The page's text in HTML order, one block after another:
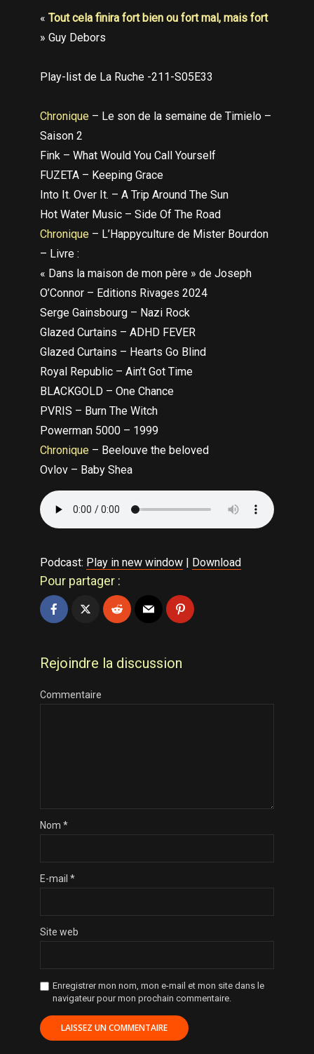
« Tout cela finira fort bien ou fort mal, mais fort
» Guy Debors
Play-list de La Ruche -211-S05E33
Chronique – Le son de la semaine de Timielo –
Saison 2
Fink – What Would You Call Yourself
FUZETA – Keeping Grace
Into It. Over It. – A Trip Around The Sun
Hot Water Music – Side Of The Road
Chronique – L’Happyculture de Mister Bourdon
– Livre :
« Dans la maison de mon père » de Joseph
O’Connor – Editions Rivages 2024
Serge Gainsbourg – Nazi Rock
Glazed Curtains – ADHD FEVER
Glazed Curtains – Hearts Go Blind
Royal Republic – Ain’t Got Time
BLACKGOLD – One Chance
PVRIS – Burn The Witch
Powerman 5000 – 1999
Chronique – Beelouve the beloved
Ovlov – Baby Shea
Podcast: Play in new window | Download
Pour partager :
Rejoindre la discussion
Commentaire
Nom *
E-mail *
Site web
Enregistrer mon nom, mon e-mail et mon site dans le
navigateur pour mon prochain commentaire.